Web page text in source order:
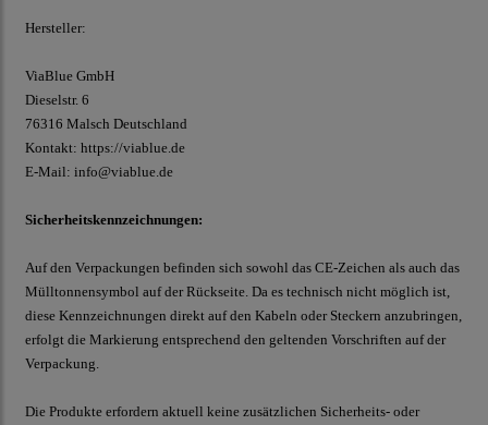
Hersteller:
ViaBlue GmbH
Dieselstr. 6
76316 Malsch Deutschland
Kontakt: https://viablue.de
E-Mail: info@viablue.de
Sicherheitskennzeichnungen:
Auf den Verpackungen befinden sich sowohl das CE-Zeichen als auch das
Mülltonnensymbol auf der Rückseite. Da es technisch nicht möglich ist,
diese Kennzeichnungen direkt auf den Kabeln oder Steckern anzubringen,
erfolgt die Markierung entsprechend den geltenden Vorschriften auf der
Verpackung.
Die Produkte erfordern aktuell keine zusätzlichen Sicherheits- oder